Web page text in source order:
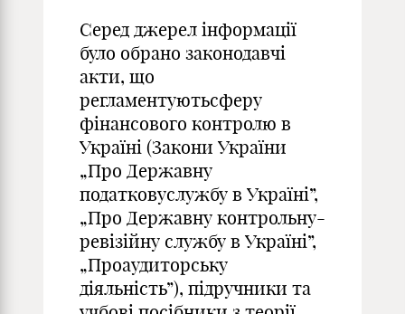
Серед джерел інформації
було обрано законодавчі
акти, що
регламентуютьсферу
фінансового контролю в
Україні (Закони України
„Про Державну
податковуслужбу в Україні”,
„Про Державну контрольну-
ревізійну службу в Україні”,
„Проаудиторську
діяльність”), підручники та